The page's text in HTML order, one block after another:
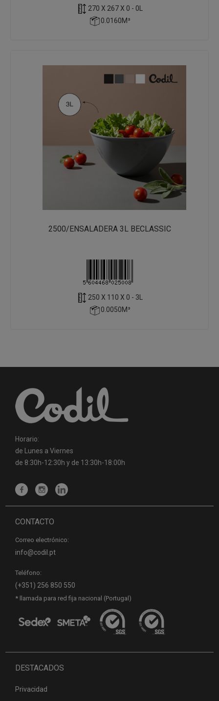
270 X 267 X 0 - 0L
0.0160M³
2500/ENSALADERA 3L BECLASSIC
250 X 110 X 0 - 3L
0.0050M³
Horario:
de Lunes a Viernes
de 8:30h-12:30h y de 13:30h-18:00h
CONTACTO
Correo electrónico:
info@codil.pt
Teléfono:
(+351) 256 850 550
* llamada para red fija nacional (Portugal)
DESTACADOS
Privacidad